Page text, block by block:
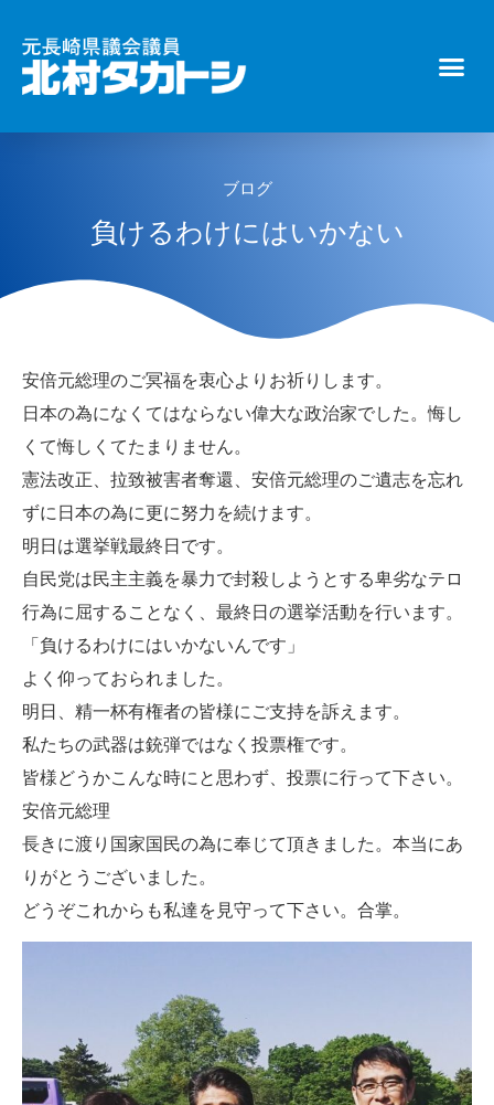
ブログ
負けるわけにはいかない
安倍元総理のご冥福を衷心よりお祈りします。
日本の為になくてはならない偉大な政治家でした。悔し
くて悔しくてたまりません。
憲法改正、拉致被害者奪還、安倍元総理のご遺志を忘れ
ずに日本の為に更に努力を続けます。
明日は選挙戦最終日です。
自民党は民主主義を暴力で封殺しようとする卑劣なテロ
行為に屈することなく、最終日の選挙活動を行います。
「負けるわけにはいかないんです」
よく仰っておられました。
明日、精一杯有権者の皆様にご支持を訴えます。
私たちの武器は銃弾ではなく投票権です。
皆様どうかこんな時にと思わず、投票に行って下さい。
安倍元総理
長きに渡り国家国民の為に奉じて頂きました。本当にあ
りがとうございました。
どうぞこれからも私達を見守って下さい。合掌。